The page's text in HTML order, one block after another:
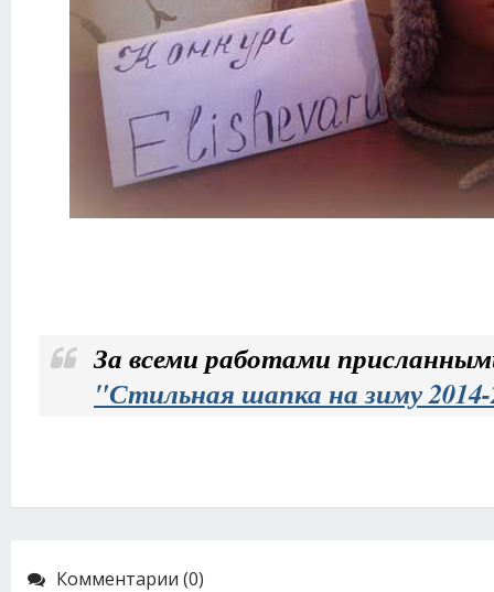
За всеми работами
"Стильная шапка на зиму
Комментарии (0)